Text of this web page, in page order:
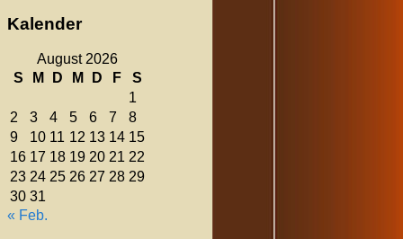
Kalender
August 2026
S
M D M D F
S
1
2
3 4 5 6 7
8
9
10 11 12 13 14 15
16 17 18 19 20 21 22
23 24 25 26 27 28 29
30 31
« Feb.